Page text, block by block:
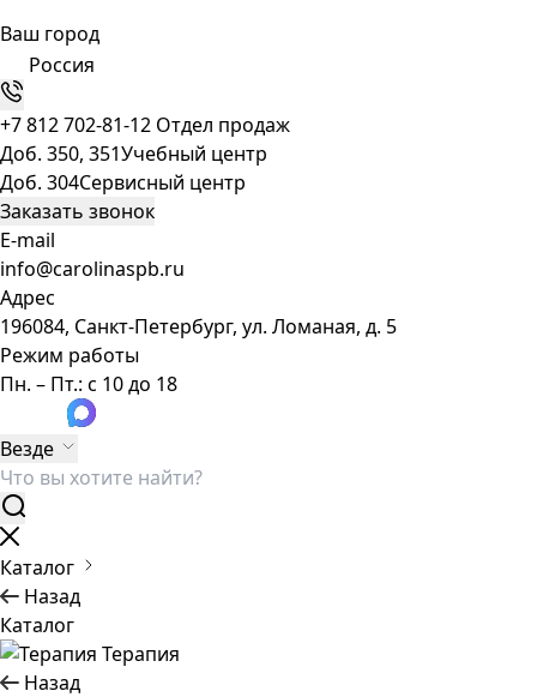
Ваш город
Россия
+7 812 702-81-12 Отдел продаж
Доб. 350, 351Учебный центр
Доб. 304Сервисный центр
Заказать звонок
E-mail
info@carolinaspb.ru
Адрес
196084, Санкт-Петербург, ул. Ломаная, д. 5
Режим работы
Пн. – Пт.: с 10 до 18
Везде
Каталог
Назад
Каталог
Терапия
Назад